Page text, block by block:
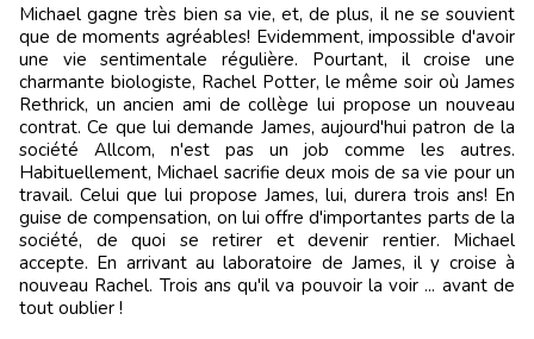
Michael gagne très bien sa vie, et, de plus, il ne se souvient
que de moments agréables! Evidemment, impossible d'avoir
une vie sentimentale régulière. Pourtant, il croise une
charmante biologiste, Rachel Potter, le même soir où James
Rethrick, un ancien ami de collège lui propose un nouveau
contrat. Ce que lui demande James, aujourd'hui patron de la
société Allcom, n'est pas un job comme les autres.
Habituellement, Michael sacrifie deux mois de sa vie pour un
travail. Celui que lui propose James, lui, durera trois ans! En
guise de compensation, on lui offre d'importantes parts de la
société, de quoi se retirer et devenir rentier. Michael
accepte. En arrivant au laboratoire de James, il y croise à
nouveau Rachel. Trois ans qu'il va pouvoir la voir ... avant de
tout oublier !